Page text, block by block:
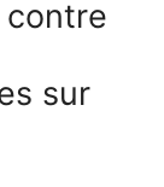
sur